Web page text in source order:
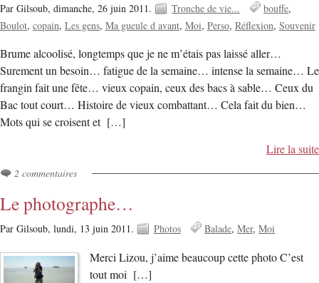
Par Gilsoub, dimanche, 26 juin 2011. Tronche de vie...
bouffe
Boulot copain Les gens Ma gueule d avant Moi Perso Réflexion Souvenir
Brume alcoolisé, longtemps que je ne m’étais pas laissé aller…
Surement un besoin… fatigue de la semaine… intense la semaine… Le
frangin fait une fête… vieux copain, ceux des bacs à sable… Ceux du
Bac tout court… Histoire de vieux combattant… Cela fait du bien…
Mots qui se croisent et […]
Lire la suite
2 commentaires
Le photographe…
Par Gilsoub, lundi, 13 juin 2011. Photos Balade Mer Moi
Merci Lizou, j’aime beaucoup cette photo C’est
tout moi […]